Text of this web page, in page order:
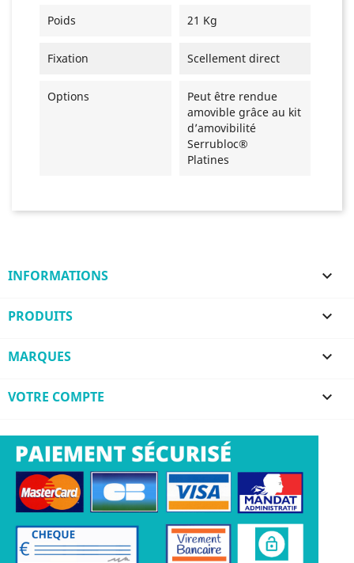
Poids 21 Kg
Fixation Scellement direct
Options
Peut être rendue
amovible grâce au kit
d’amovibilité
Serrubloc®
Platines
INFORMATIONS 
PRODUITS 
MARQUES 
VOTRE COMPTE 